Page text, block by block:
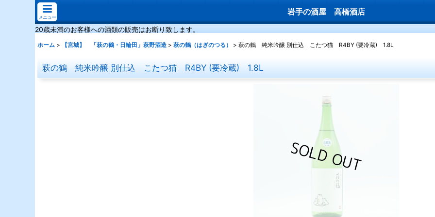
メニュー
岩手の酒屋 高橋酒店
20歳未満のお客様への酒類の販売はお断り致します。
ホーム > 【宮城】 「萩の鶴・日輪田」萩野酒造 > 萩の鶴（はぎのつる） > 萩の鶴 純米吟醸 別仕込 こたつ猫 R4BY (要冷蔵) 1.8L
萩の鶴 純米吟醸 別仕込 こたつ猫 R4BY (要冷蔵) 1.8L